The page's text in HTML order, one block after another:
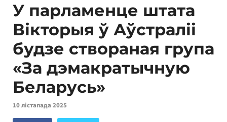
У парламенце штата
Вікторыя ў Аўстраліі
будзе створаная група
«За дэмакратычную
Беларусь»
10 лістапада 2025